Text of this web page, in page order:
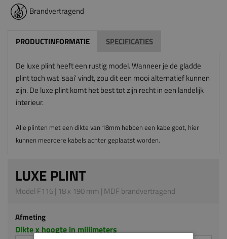
Brandvertragend
PRODUCTINFORMATIE SPECIFICATIES
De luxe plint heeft een rustig model. Wanneer je de gladde
plint toch wat 'saai' vindt, zou dit een mooi alternatief kunnen
zijn. De luxe plint komt het best tot zijn recht in een landelijk
interieur.
Alle plinten met een dikte van 18mm hebben een kabelgoot, hier
kunnen meerdere kabels achter geplaatst worden.
LUXE PLINT
Model F116 | 18 x 190 mm | MDF brandvertragend
Afmeting
Dikte x hoogte in millimeters